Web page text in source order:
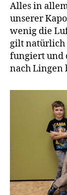
Alles in
unserer
wenig die
gilt natürlich
fungiert und
nach Lingen